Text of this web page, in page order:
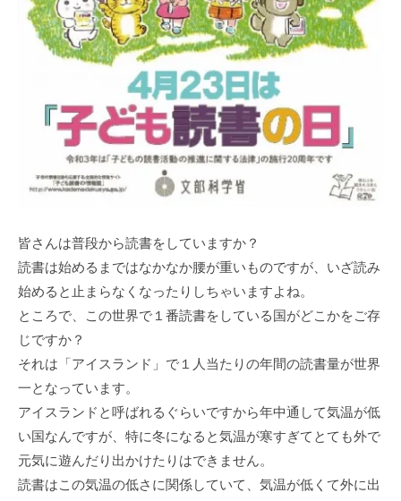
皆さんは普段から読書をしていますか？
読書は始めるまではなかなか腰が重いものですが、いざ読み
始めると止まらなくなったりしちゃいますよね。
ところで、この世界で１番読書をしている国がどこかをご存
じですか？
それは「アイスランド」で１人当たりの年間の読書量が世界
一となっています。
アイスランドと呼ばれるぐらいですから年中通して気温が低
い国なんですが、特に冬になると気温が寒すぎてとても外で
元気に遊んだり出かけたりはできません。
読書はこの気温の低さに関係していて、気温が低くて外に出